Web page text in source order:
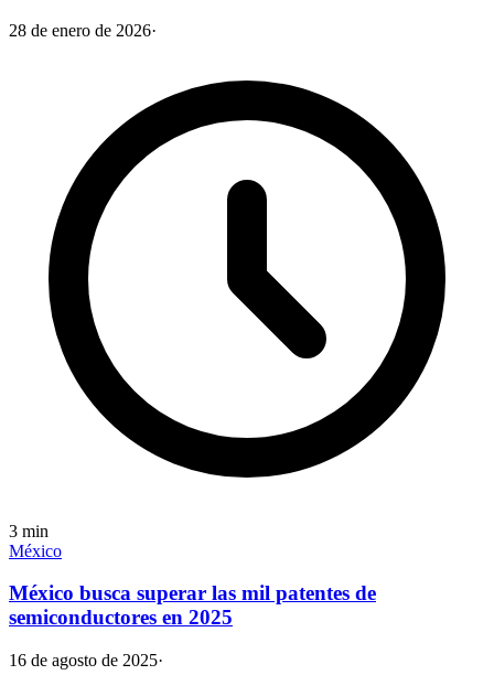
28 de enero de 2026·
3 min
México
México busca superar las mil patentes de
semiconductores en 2025
16 de agosto de 2025·